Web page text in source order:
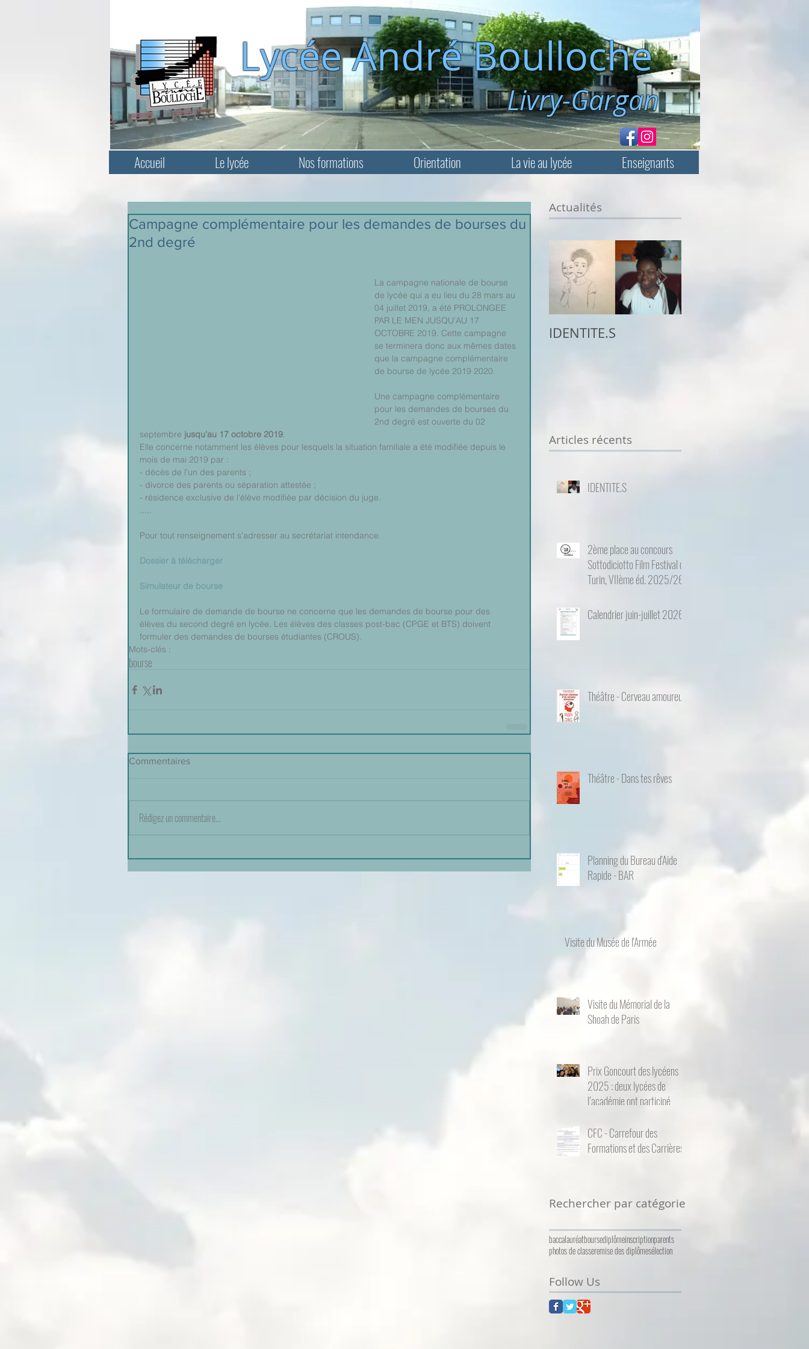
Lycée André Boulloche
Livry-Gargan
Accueil Le lycée Nos formations Orientation La vie au lycée Enseignants
Campagne complémentaire pour les demandes de bourses du
2nd degré
La campagne nationale de bourse
de lycée qui a eu lieu du 28 mars au
04 juillet 2019, a été PROLONGEE
PAR LE MEN JUSQU'AU 17
OCTOBRE 2019. Cette campagne
se terminera donc aux mêmes dates
que la campagne complémentaire
de bourse de lycée 2019 2020.
Une campagne complémentaire
pour les demandes de bourses du
2nd degré est ouverte du 02
septembre jusqu'au 17 octobre 2019.
Elle concerne notamment les élèves pour lesquels la situation familiale a été modifiée depuis le
mois de mai 2019 par :
- décès de l'un des parents ;
- divorce des parents ou séparation attestée ;
- résidence exclusive de l'élève modifiée par décision du juge.
.....
Pour tout renseignement s'adresser au secrétariat intendance.
Dossier à télécharger
Simulateur de bourse
Le formulaire de demande de bourse ne concerne que les demandes de bourse pour des
élèves du second degré en lycée. Les élèves des classes post-bac (CPGE et BTS) doivent
formuler des demandes de bourses étudiantes (CROUS).
Mots-clés :
bourse
Commentaires
Rédigez un commentaire...
Actualités
IDENTITE.S
Articles récents
IDENTITE.S
2ème place au concours
Sottodiciotto Film Festival de
Turin, VIIème éd. 2025/26
Calendrier juin-juillet 2026
Théâtre - Cerveau amoureux
Théâtre - Dans tes rêves
Planning du Bureau d'Aide
Rapide - BAR
Visite du Musée de l'Armée
Visite du Mémorial de la
Shoah de Paris
Prix Goncourt des lycéens
2025 : deux lycées de
l’académie ont participé
CFC - Carrefour des
Formations et des Carrières
Rechercher par catégorie
baccalauréatboursediplômeinscriptionparents
photos de classeremise des diplômesélection
Follow Us